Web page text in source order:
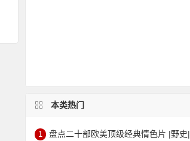
本类热门
1 盘点二十部欧美顶级经典情色片 |野史|